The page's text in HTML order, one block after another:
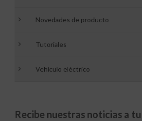
Novedades de producto
Tutoriales
Vehículo eléctrico
Recibe nuestras noticias a